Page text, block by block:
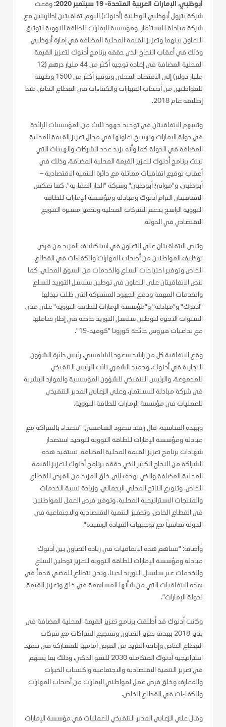
أبوظبي، الإمارات العربية المتحدة- 19 سبتمبر 2020:
وقعت
شركة بترول أبوظبي الوطنية (أدنوك) اليوم اتفاقيتين إطاريتين مع
شركة مبادلة للاستثمار، ومؤسسة الإمارات للطاقة النووية لتوثيق
التعاون بينهما وتعزيز القيمة المحلية المضافة في إمارة أبوظبي،
وذلك في أعقاب النجاح الذي حققه برنامج أدنوك لتعزيز القيمة
المحلية المضافة في إعادة توجيه أكثر من 44 مليار درهم (12
مليار دولار) إلى الاقتصاد المحلي وتوفير أكثر من 1500 وظيفة
للمواطنين من أصحاب المهارات والكفاءات في القطاع الخاص منذ
إطلاقه عام 2018.
وتسهم الاتفاقيتان في توحيد جهود ثلاث من المؤسسات الرائدة
في دولة الإمارات وترسيخ تعاونها في مجال تعزيز القيمة المحلية
المضافة في الدولة كما وأنه يزيد عدد الشركات والهيئات التي
تبنت برنامج أدنوك لتعزيز القيمة المحلية المضافة، وذلك في
أعقاب توقيع اتفاقيات مماثلة مع دائرة التنمية الاقتصادية –
أبوظبي، و"موانئ أبوظبي" وشركة "الدار العقارية". كما تعكس
الاتفاقيتان التزام أدنوك ومبادلة ومؤسسة الإمارات للطاقة
النووية الراسخ بدعم الشركات المحلية وتحفيز مسيرة التنويع
الاقتصادي في الدولة.
وتنص الاتفاقيتان على التعاون في استكشاف المزيد من فرص
توظيف المواطنين من أصحاب المهارات والكفاءات في القطاع
الخاص وتوفير احتياجات السلع والخدمات من السوق المحلي. كما
تنص الاتفاقيتان على التعاون في توطين سلاسل التوريد للسلع
والخدمات المهمة ودفع الجهود المشتركة التي ظلت تبذلها
"أدنوك" و"مبادلة" و"مؤسسة الإمارات للطاقة النووية" على مدى
السنوات الأخيرة لتوطين سلاسل التوريد خاصة في إطار تعاملها
مع تداعيات فيروس جائحة كورونا "كوفيد-19".
وقع الاتفاقية كل من راشد سعود الشامسي، رئيس دائرة الشؤون
التجارية في أدنوك، وحميد الشمري نائب الرئيس التنفيذي
للمجموعة، والرئيس التنفيذي للشؤون المؤسسية والموارد البشرية
في شركة مبادلة للاستثمار، وعلي الزعابي المدير التنفيذي
للعمليات في مؤسسة الإمارات للطاقة النووية.
وبهذه المناسبة، قال راشد سعود الشامسي: "سعداء بالشراكة مع
مبادلة ومؤسسة الإمارات للطاقة النووية لتوحيد استصدار
شهادات برنامج تعزيز القيمة المحلية المضافة. تستفيد هذه
الشراكة من النجاح الكبير الذي حققه برنامج أدنوك لتعزيز القيمة
المحلية المضافة والذي يهدف إلى خلق المزيد من الفرص للقطاع
الخاص، وتنويع الناتج المحلي الإجمالي، وزيادة نسبة الخدمات
والمنتجات الاستراتيجية المحلية، وتوفير فرص العمل للمواطنين
في القطاع الخاص، وتحفيز التنمية الاقتصادية والاجتماعية في
الدولة تماشياً مع توجيهات القيادة الرشيدة".
وأضاف: "تساهم هذه الاتفاقيات في زيادة التعاون بين أدنوك
مبادلة ومؤسسة الإمارات للطاقة النووية لتعزيز توطين السلع
والخدمات عبر سلاسل التوريد لدينا، ونحن نتطلع للمضي قدماً في
هذه الاتفاقيات التي من شأنها المساهمة في خلق وتعزيز القيمة
لدولة الإمارات".
وكانت أدنوك قد أطلقت برنامج تعزيز القيمة المحلية المضافة في
يناير 2018 بهدف تعزيز التعاون وتشجيع الشراكات مع شركات
القطاع الخاص وإتاحة المزيد من الفرص أمامها للمشاركة في تنفيذ
استراتيجية أدنوك المتكاملة 2030 للنمو الذكي، وذلك بما يسهم
في تعزيز التنمية الاقتصادية والاجتماعية واكتساب الخبرات
والمعارف وخلق فرص عمل لمواطني الإمارات من أصحاب المهارات
والكفاءات في القطاع الخاص.
وقال علي الزعابي المدير التنفيذي للعمليات في مؤسسة الإمارات